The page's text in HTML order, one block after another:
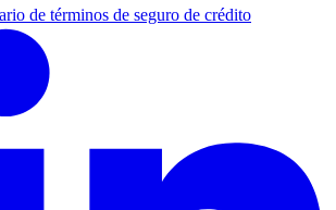
de términos de seguro de crédito